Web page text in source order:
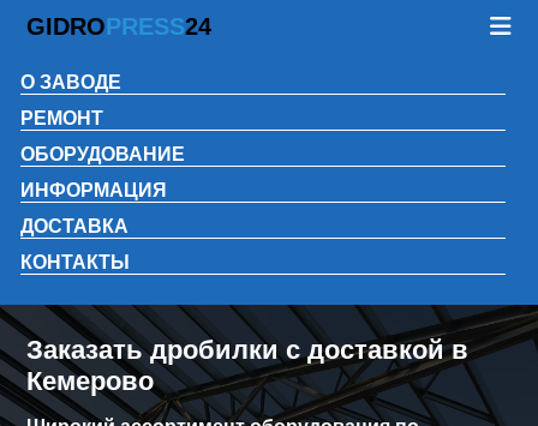
GIDROPRESS24
О ЗАВОДЕ
РЕМОНТ
ОБОРУДОВАНИЕ
ИНФОРМАЦИЯ
ДОСТАВКА
КОНТАКТЫ
Заказать дробилки с доставкой в
Кемерово